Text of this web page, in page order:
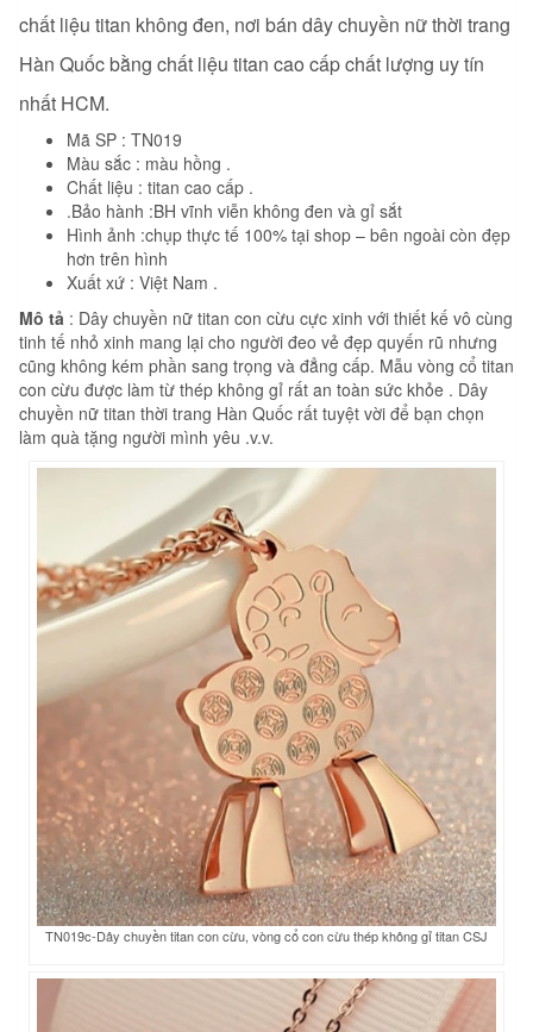
chất liệu titan không đen, nơi bán dây chuyền nữ thời trang
Hàn Quốc bằng chất liệu titan cao cấp chất lượng uy tín
nhất HCM.
Mã SP : TN019
Màu sắc : màu hồng .
Chất liệu : titan cao cấp .
.Bảo hành :BH vĩnh viễn không đen và gỉ sắt
Hình ảnh :chụp thực tế 100% tại shop – bên ngoài còn đẹp
hơn trên hình
Xuất xứ : Việt Nam .
Mô tả : Dây chuyền nữ titan con cừu cực xinh với thiết kế vô cùng
tinh tế nhỏ xinh mang lại cho người đeo vẻ đẹp quyến rũ nhưng
cũng không kém phần sang trọng và đẳng cấp. Mẫu vòng cổ titan
con cừu được làm từ thép không gỉ rất an toàn sức khỏe . Dây
chuyền nữ titan thời trang Hàn Quốc rất tuyệt vời để bạn chọn
làm quà tặng người mình yêu .v.v.
TN019c-Dây chuyền titan con cừu, vòng cổ con cừu thép không gỉ titan CSJ